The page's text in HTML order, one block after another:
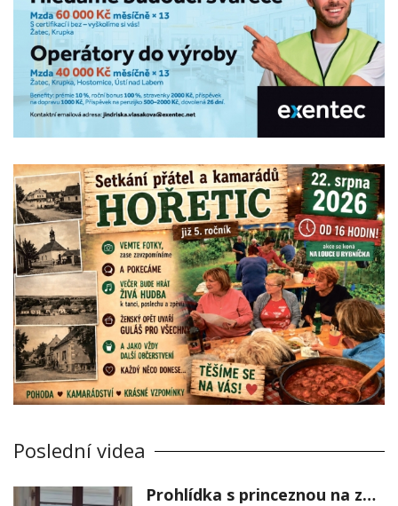
Poslední videa
Prohlídka s princeznou na zámku Stekník